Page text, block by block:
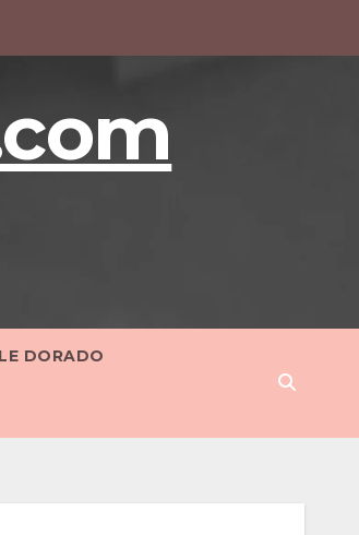
DORADO